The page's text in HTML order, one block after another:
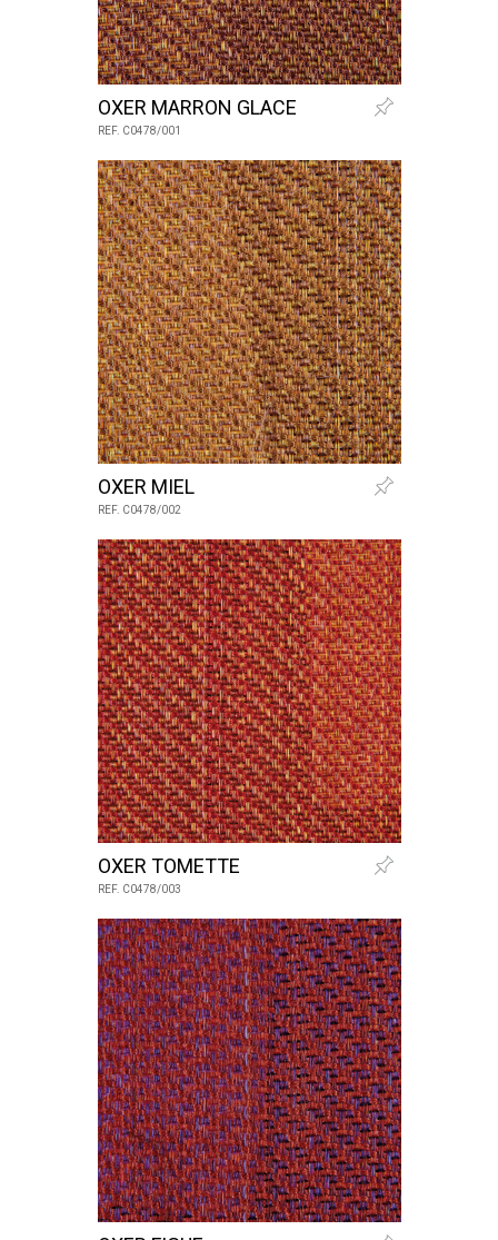
OXER MARRON GLACE
REF. C0478/001
OXER MIEL
REF. C0478/002
OXER TOMETTE
REF. C0478/003